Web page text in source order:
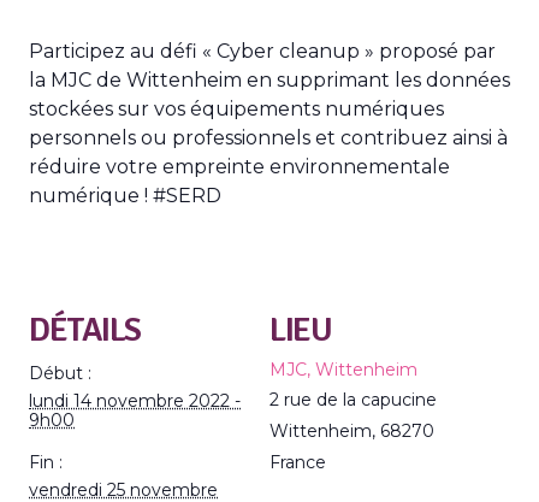
Participez au défi « Cyber cleanup » proposé par
la MJC de Wittenheim en supprimant les données
stockées sur vos équipements numériques
personnels ou professionnels et contribuez ainsi à
réduire votre empreinte environnementale
numérique ! #SERD
DÉTAILS
Début :
lundi 14 novembre 2022 -
9h00
Fin :
vendredi 25 novembre
LIEU
MJC, Wittenheim
2 rue de la capucine
Wittenheim, 68270
France